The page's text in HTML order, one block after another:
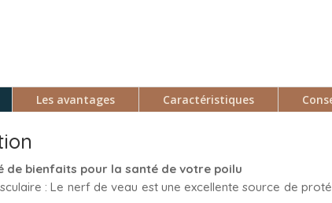
Les avantages Caractéristiques
de bienfaits pour la santé de votre poilu
: Le nerf de veau est une excellente source de